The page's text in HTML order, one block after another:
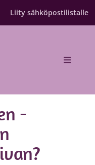
Liity sähköpostilistalle
Toggle
-